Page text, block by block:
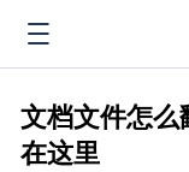
文档文件怎
在这里